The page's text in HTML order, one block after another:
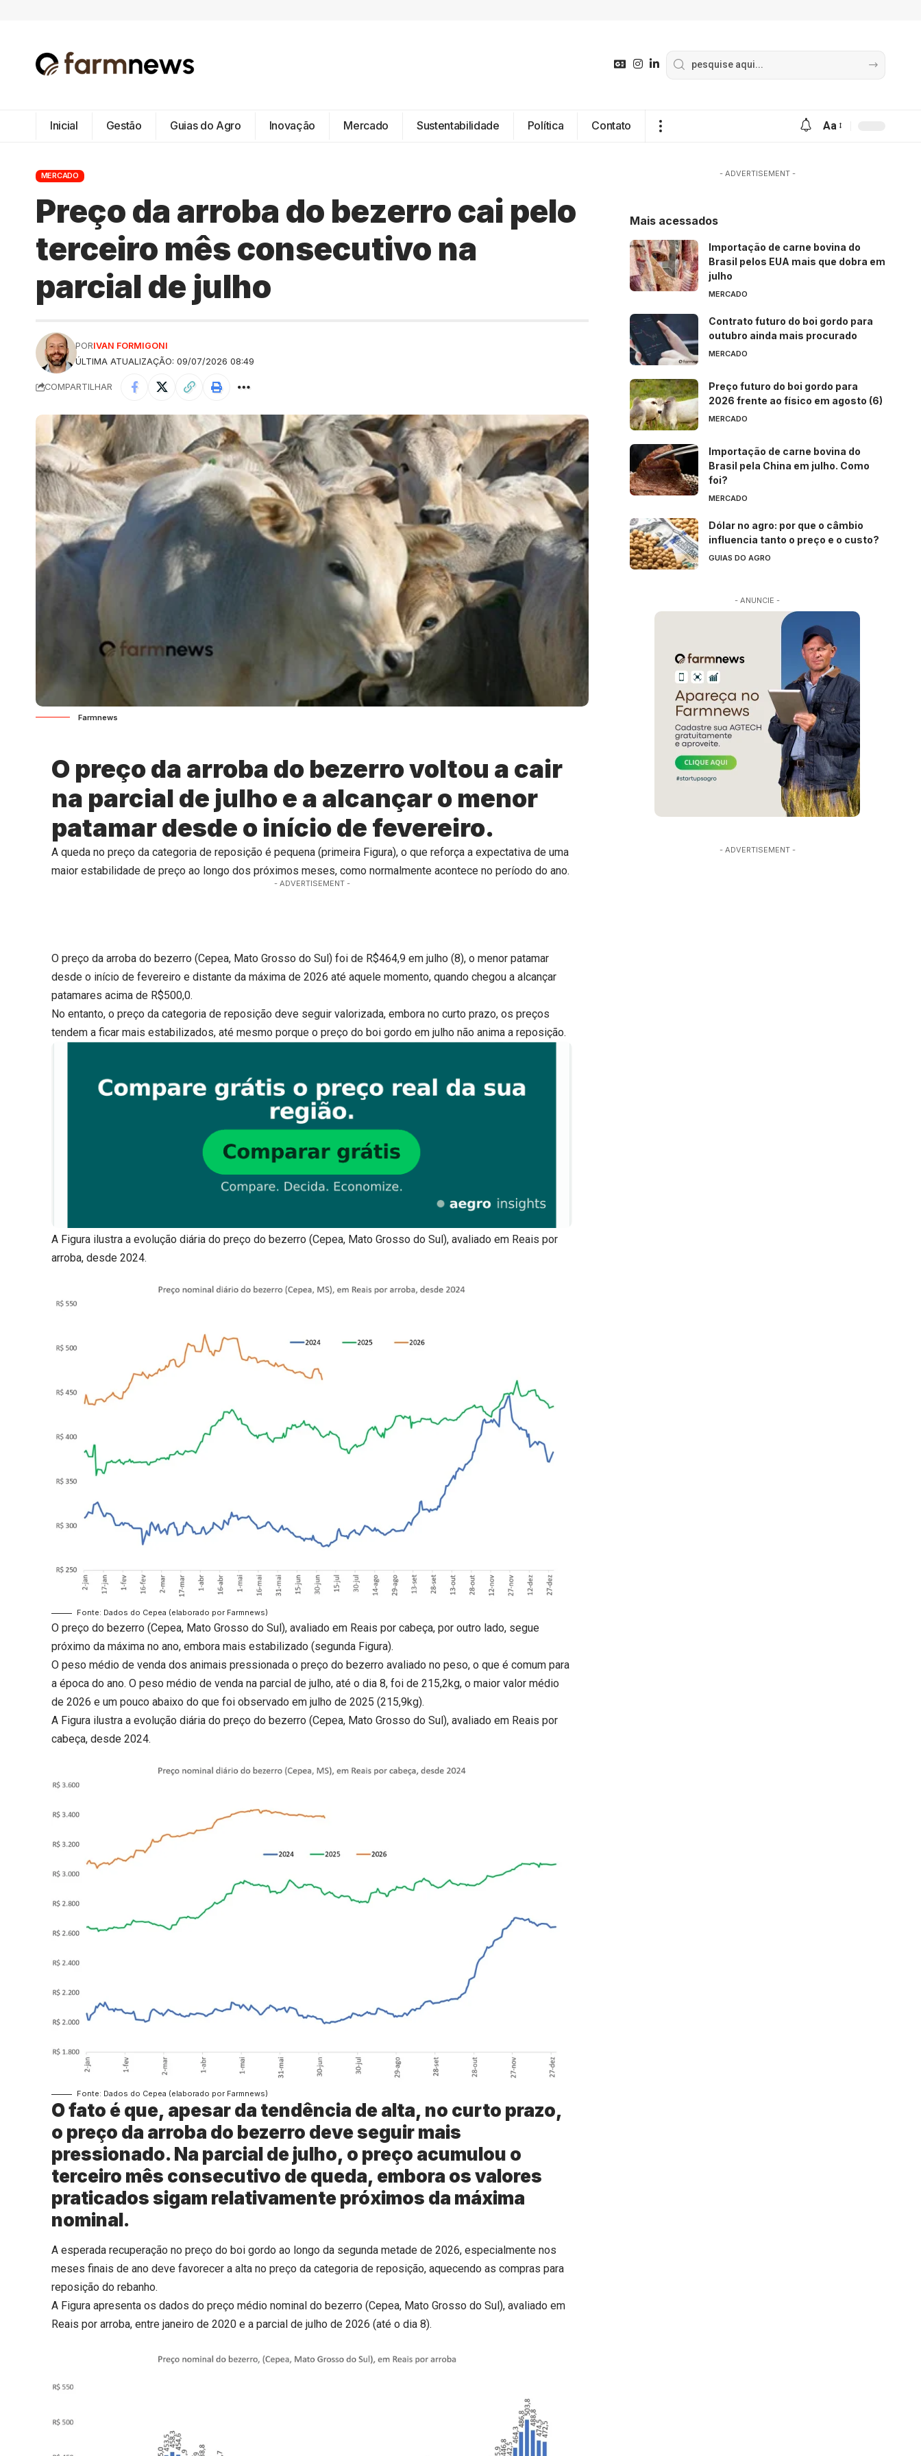
Inicial Gestão Guias do Agro Inovação Mercado Sustentabilidade Política Contato Aa
MERCADO
Preço da arroba do bezerro cai pelo
terceiro mês consecutivo na
parcial de julho
ÚLTIMA ATUALIZAÇÃO: 09/07/2026 08:49
PORIVAN FORMIGONI
COMPARTILHAR
Farmnews
O preço da arroba do bezerro voltou a cair
na parcial de julho e a alcançar o menor
patamar desde o início de fevereiro.
A queda no preço da categoria de reposição é pequena (primeira Figura), o que reforça a expectativa de uma
maior estabilidade de preço ao longo dos próximos meses, como normalmente acontece no período do ano.
- ADVERTISEMENT -
O preço da arroba do bezerro (Cepea, Mato Grosso do Sul) foi de R$464,9 em julho (8), o menor patamar
desde o início de fevereiro e distante da máxima de 2026 até aquele momento, quando chegou a alcançar
patamares acima de R$500,0.
No entanto, o preço da categoria de reposição deve seguir valorizada, embora no curto prazo, os preços
tendem a ficar mais estabilizados, até mesmo porque o preço do boi gordo em julho não anima a reposição.
A Figura ilustra a evolução diária do preço do bezerro (Cepea, Mato Grosso do Sul), avaliado em Reais por
arroba, desde 2024.
Fonte: Dados do Cepea (elaborado por Farmnews)
O preço do bezerro (Cepea, Mato Grosso do Sul), avaliado em Reais por cabeça, por outro lado, segue
próximo da máxima no ano, embora mais estabilizado (segunda Figura).
O peso médio de venda dos animais pressionada o preço do bezerro avaliado no peso, o que é comum para
a época do ano. O peso médio de venda na parcial de julho, até o dia 8, foi de 215,2kg, o maior valor médio
de 2026 e um pouco abaixo do que foi observado em julho de 2025 (215,9kg).
A Figura ilustra a evolução diária do preço do bezerro (Cepea, Mato Grosso do Sul), avaliado em Reais por
cabeça, desde 2024.
Fonte: Dados do Cepea (elaborado por Farmnews)
O fato é que, apesar da tendência de alta, no curto prazo,
o preço da arroba do bezerro deve seguir mais
pressionado. Na parcial de julho, o preço acumulou o
terceiro mês consecutivo de queda, embora os valores
praticados sigam relativamente próximos da máxima
nominal.
A esperada recuperação no preço do boi gordo ao longo da segunda metade de 2026, especialmente nos
meses finais de ano deve favorecer a alta no preço da categoria de reposição, aquecendo as compras para
reposição do rebanho.
A Figura apresenta os dados do preço médio nominal do bezerro (Cepea, Mato Grosso do Sul), avaliado em
Reais por arroba, entre janeiro de 2020 e a parcial de julho de 2026 (até o dia 8).
- ADVERTISEMENT -
Mais acessados
Importação de carne bovina do
Brasil pelos EUA mais que dobra em
julho
MERCADO
Contrato futuro do boi gordo para
outubro ainda mais procurado
MERCADO
Preço futuro do boi gordo para
2026 frente ao físico em agosto (6)
MERCADO
Importação de carne bovina do
Brasil pela China em julho. Como
foi?
MERCADO
Dólar no agro: por que o câmbio
influencia tanto o preço e o custo?
GUIAS DO AGRO
- ANUNCIE -
- ADVERTISEMENT -